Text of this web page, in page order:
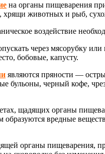
на органы пищеварения
животных и рыб,
воздействие
через мясорубку
бобовые, капусту.
являются пряности —
бульоны, черный кофе,
щадящих органы
вредные
органы пищеварения,